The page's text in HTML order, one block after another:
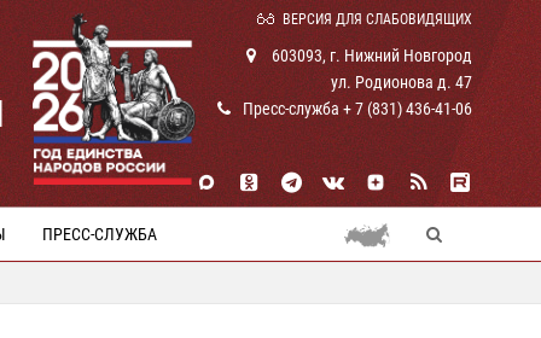
ВЕРСИЯ ДЛЯ СЛАБОВИДЯЩИХ
603093, г. Нижний Новгород
ул. Родионова д. 47
Пресс-служба + 7 (831) 436-41-06
ПРЕСС-СЛУЖБА